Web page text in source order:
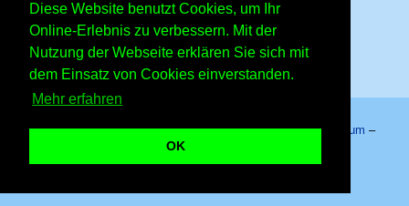
Diese Website benutzt Cookies, um Ihr
Online-Erlebnis zu verbessern. Mit der
Nutzung der Webseite erklären Sie sich mit
dem Einsatz von Cookies einverstanden.
Mehr erfahren
OK
Kinostarts
Festivals
Großevents
Fußball
Comedy
Shows
Sternzeichen
Schalttage
Wahltage
Messen
Erinnerungen
Volksfeste
Startseite–Kalender–Lexikon–App–Sitemap–Impressum –
Datenschutzhinweis
1. August 2026 – Copyright © 2026 Kleiner Kalender